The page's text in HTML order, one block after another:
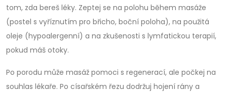
tom, zda bereš léky. Zeptej se na polohu během masáže
(postel s vyříznutím pro břicho, boční poloha), na použitá
oleje (hypoalergenní) a na zkušenosti s lymfatickou terapií,
pokud máš otoky.
Po porodu může masáž pomoci s regenerací, ale počkej na
souhlas lékaře. Po císařském řezu dodržuj hojení rány a